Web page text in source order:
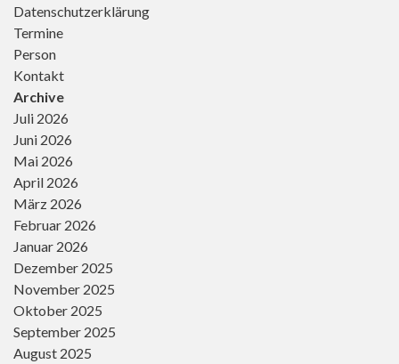
Datenschutzerklärung
Termine
Person
Kontakt
Archive
Juli 2026
Juni 2026
Mai 2026
April 2026
März 2026
Februar 2026
Januar 2026
Dezember 2025
November 2025
Oktober 2025
September 2025
August 2025